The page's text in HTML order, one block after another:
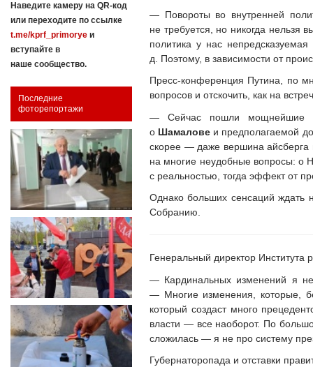
Наведите камеру на QR-код
или переходите по ссылке
t.me/kprf_primorye и
вступайте в
наше сообщество.
Последние
фоторепортажи
— Повороты во внутренней
не требуется, но никогда нельзя
политика у нас
д. Поэтому, в зависимости от
Пресс-конференция Путина, по
вопросов и отскочить, как на
— Сейчас пошли мощнейшие
о Шамалове и предполагаемой
скорее — даже вершина айсберга
на многие неудобные вопросы: о
с реальностью, тогда эффект от
Однако больших сенсаций ждать
Собранию.
Генеральный директор Института
— Кардинальных изменений я
— Многие изменения, которые,
который создаст много
власти — все наоборот. По
сложилась — я не про систему
Губернаторопада и отставки